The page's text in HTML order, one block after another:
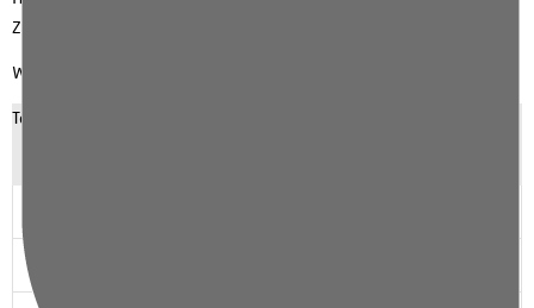
Zeit für die Patientinnen und Patienten gewonnen.“
Weitere Informationen finden Sie
Teilen: